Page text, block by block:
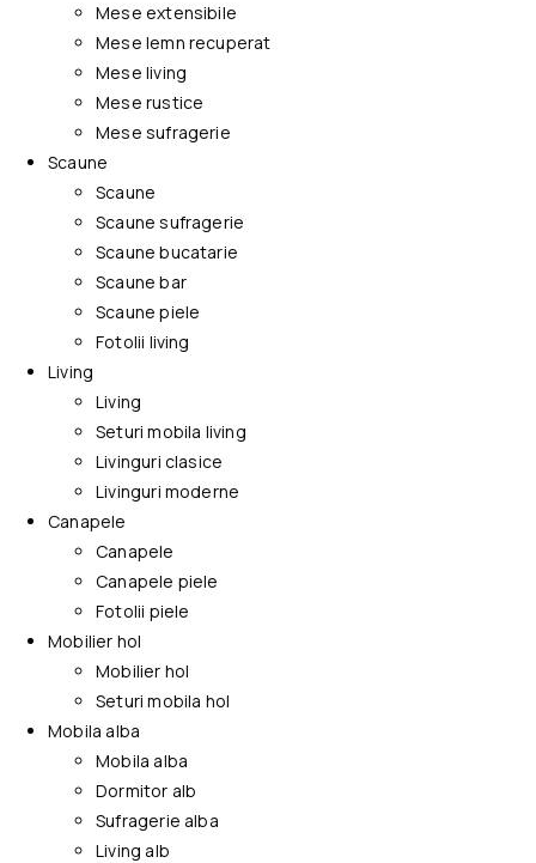
Mese extensibile
Mese lemn recuperat
Mese living
Mese rustice
Mese sufragerie
Scaune
Scaune
Scaune sufragerie
Scaune bucatarie
Scaune bar
Scaune piele
Fotolii living
Living
Living
Seturi mobila living
Livinguri clasice
Livinguri moderne
Canapele
Canapele
Canapele piele
Fotolii piele
Mobilier hol
Mobilier hol
Seturi mobila hol
Mobila alba
Mobila alba
Dormitor alb
Sufragerie alba
Living alb